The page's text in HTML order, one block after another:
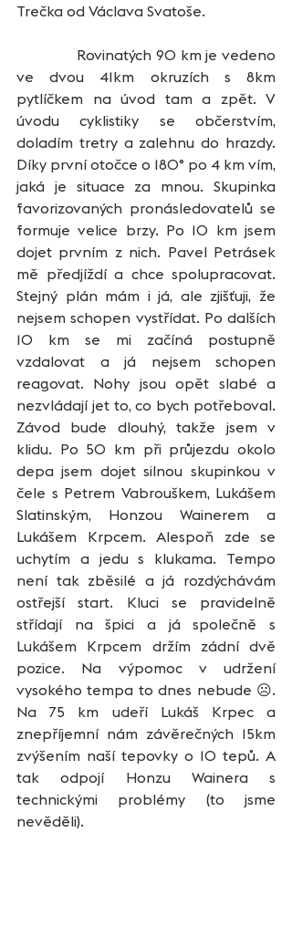
Trečka od Václava Svatoše.
ve dvou 41km okruzích s 8km
pytlíčkem na úvod tam a zpět. V
úvodu cyklistiky se občerstvím,
doladím tretry a zalehnu do hrazdy.
Díky první otočce o 180° po 4 km vím,
jaká je situace za mnou. Skupinka
favorizovaných pronásledovatelů se
formuje velice brzy. Po 10 km jsem
dojet prvním z nich. Pavel Petrásek
mě předjíždí a chce spolupracovat.
Stejný plán mám i já, ale zjišťuji, že
nejsem schopen vystřídat. Po dalších
10 km se mi začíná postupně
vzdalovat a já nejsem schopen
reagovat. Nohy jsou opět slabé a
nezvládají jet to, co bych potřeboval.
Závod bude dlouhý, takže jsem v
klidu. Po 50 km při průjezdu okolo
depa jsem dojet silnou skupinkou v
čele s Petrem Vabrouškem, Lukášem
Slatinským, Honzou Wainerem a
Lukášem Krpcem. Alespoň zde se
uchytím a jedu s klukama. Tempo
není tak zběsilé a já rozdýchávám
ostřejší start. Kluci se pravidelně
střídají na špici a já společně s
Lukášem Krpcem držím zádní dvě
pozice. Na výpomoc v udržení
vysokého tempa to dnes nebude ☹.
Na 75 km udeří Lukáš Krpec a
znepříjemní nám závěrečných 15km
zvýšením naší tepovky o 10 tepů. A
tak odpojí Honzu Wainera s
technickými problémy (to jsme
nevěděli).